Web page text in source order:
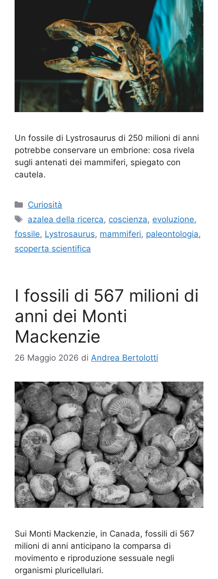
Un fossile di Lystrosaurus di 250 milioni di anni
potrebbe conservare un embrione: cosa rivela
sugli antenati dei mammiferi, spiegato con
cautela.
Categorie
Curiosità
Tag
azalea della ricerca, coscienza, evoluzione,
fossile, Lystrosaurus, mammiferi, paleontologia,
scoperta scientifica
I fossili di 567 milioni di
anni dei Monti
Mackenzie
26 Maggio 2026 di Andrea Bertolotti
Sui Monti Mackenzie, in Canada, fossili di 567
milioni di anni anticipano la comparsa di
movimento e riproduzione sessuale negli
organismi pluricellulari.